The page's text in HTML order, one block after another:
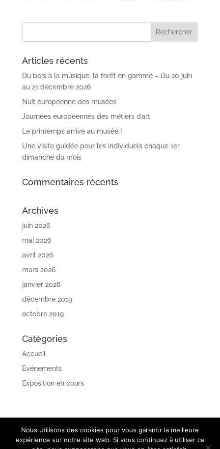
Articles récents
Du bois à la musique, la forêt en gamme – Du 20 juin
au 21 décembre 2026
Nuit européenne des musées
Journées européennes des métiers d’art
Le printemps arrive au musée !
Une visite guidée pour les individuels chaque 1er
dimanche du mois
Commentaires récents
Archives
juin 2026
mai 2026
avril 2026
mars 2026
janvier 2026
décembre 2019
octobre 2019
Catégories
Accueil
Evénements
Exposition en cours
Nous utilisons des cookies pour vous garantir la meilleure
expérience sur notre site web. Si vous continuez à utiliser ce